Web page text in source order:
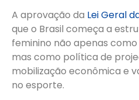
A aprovação da Lei Geral
que o Brasil começa a
feminino não apenas
mas como política de
mobilização econômica e
no esporte.